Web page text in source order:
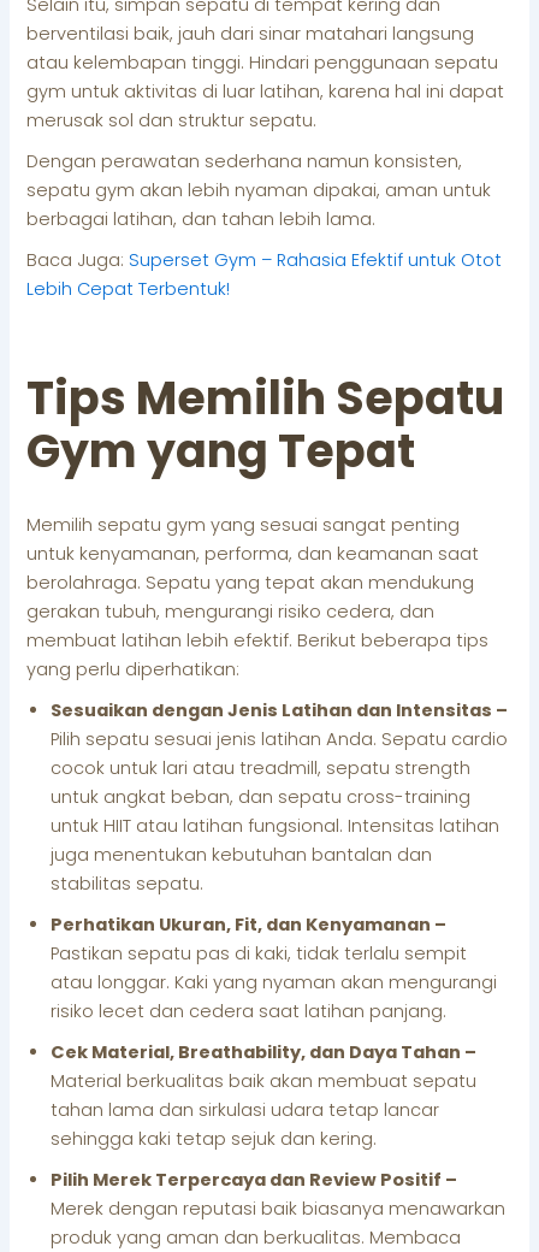
Selain itu, simpan sepatu di tempat kering dan
berventilasi baik, jauh dari sinar matahari langsung
atau kelembapan tinggi. Hindari penggunaan sepatu
gym untuk aktivitas di luar latihan, karena hal ini dapat
merusak sol dan struktur sepatu.
Dengan perawatan sederhana namun konsisten,
sepatu gym akan lebih nyaman dipakai, aman untuk
berbagai latihan, dan tahan lebih lama.
Baca Juga: Superset Gym – Rahasia Efektif untuk Otot
Lebih Cepat Terbentuk!
Tips Memilih Sepatu
Gym yang Tepat
Memilih sepatu gym yang sesuai sangat penting
untuk kenyamanan, performa, dan keamanan saat
berolahraga. Sepatu yang tepat akan mendukung
gerakan tubuh, mengurangi risiko cedera, dan
membuat latihan lebih efektif. Berikut beberapa tips
yang perlu diperhatikan:
Sesuaikan dengan Jenis Latihan dan Intensitas –
Pilih sepatu sesuai jenis latihan Anda. Sepatu cardio
cocok untuk lari atau treadmill, sepatu strength
untuk angkat beban, dan sepatu cross-training
untuk HIIT atau latihan fungsional. Intensitas latihan
juga menentukan kebutuhan bantalan dan
stabilitas sepatu.
Perhatikan Ukuran, Fit, dan Kenyamanan –
Pastikan sepatu pas di kaki, tidak terlalu sempit
atau longgar. Kaki yang nyaman akan mengurangi
risiko lecet dan cedera saat latihan panjang.
Cek Material, Breathability, dan Daya Tahan –
Material berkualitas baik akan membuat sepatu
tahan lama dan sirkulasi udara tetap lancar
sehingga kaki tetap sejuk dan kering.
Pilih Merek Terpercaya dan Review Positif –
Merek dengan reputasi baik biasanya menawarkan
produk yang aman dan berkualitas. Membaca